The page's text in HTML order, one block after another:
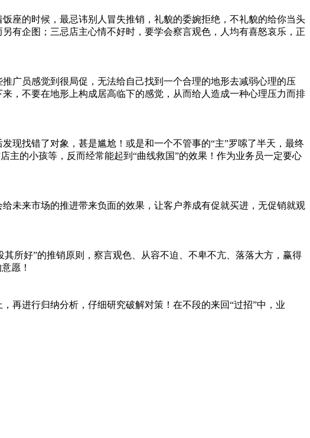
的时候，最忌讳别人冒失推销，礼貌的委婉拒绝，不礼貌的给你当头
有企图；三忌店主心情不好时，要学会察言观色，人均有喜怒哀乐，正
员感觉到很局促，无法给自己找到一个合理的地形去减弱心理的压
，不要在地形上构成居高临下的感觉，从而给人造成一种心理压力而排
找错了对象，甚是尴尬！或是和一个不管事的“主”罗嗦了半天，最终
主的小孩等，反而经常能起到“曲线救国”的效果！作为业务员一定要心
来市场的推进带来负面的效果，让客户养成有促就买进，无促销就观
所好”的推销原则，察言观色、从容不迫、不卑不亢、落落大方，赢得
愿！
进行归纳分析，仔细研究破解对策！在不段的来回“过招”中，业